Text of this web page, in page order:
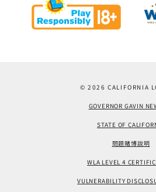
© 2026 CALIFORNIA
GOVERNOR GAVIN
STATE OF
問題賭博說明
WLA LEVEL 4
VULNERABILITY